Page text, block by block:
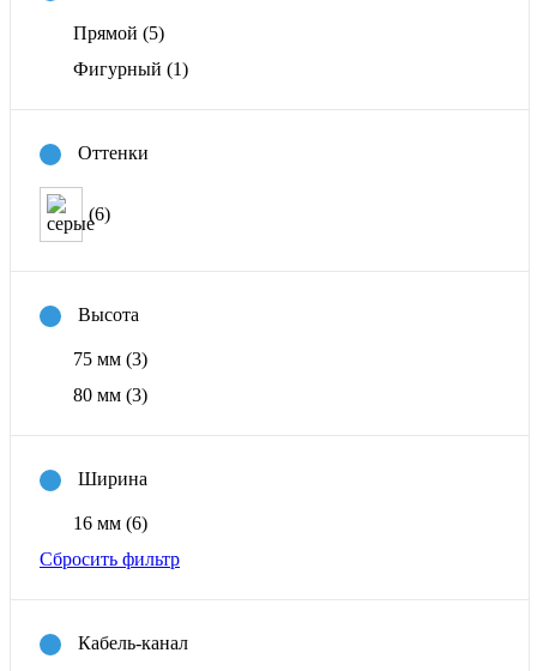
Прямой (5)
Фигурный (1)
Оттенки
(6)
Высота
75 мм (3)
80 мм (3)
Ширина
16 мм (6)
Сбросить фильтр
Кабель-канал